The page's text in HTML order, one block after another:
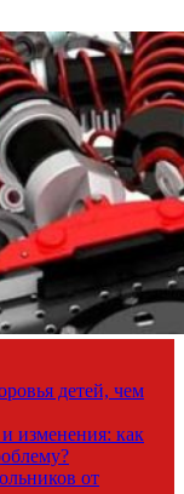
детей, чем
изменения: как
от